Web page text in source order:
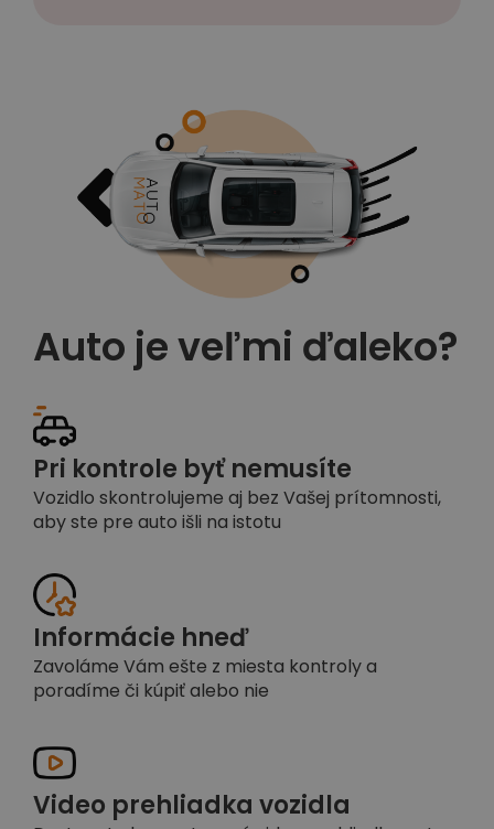
Auto je veľmi ďaleko?
Pri kontrole byť nemusíte
Vozidlo skontrolujeme aj bez Vašej prítomnosti,
aby ste pre auto išli na istotu
Informácie hneď
Zavoláme Vám ešte z miesta kontroly a
poradíme či kúpiť alebo nie
Video prehliadka vozidla